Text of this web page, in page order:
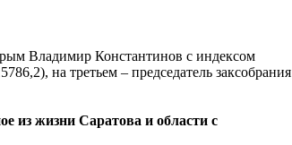
Владимир Константинов с индексом
на третьем – председатель заксобрания
из жизни Саратова и области с